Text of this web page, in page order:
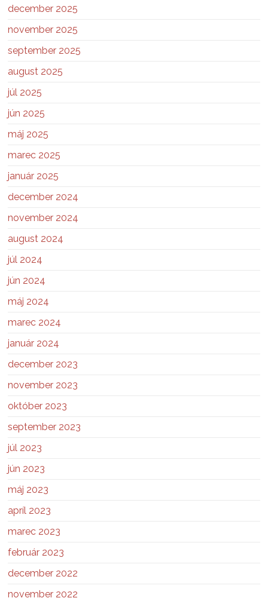
december 2025
november 2025
september 2025
august 2025
júl 2025
jún 2025
máj 2025
marec 2025
január 2025
december 2024
november 2024
august 2024
júl 2024
jún 2024
máj 2024
marec 2024
január 2024
december 2023
november 2023
október 2023
september 2023
júl 2023
jún 2023
máj 2023
apríl 2023
marec 2023
február 2023
december 2022
november 2022